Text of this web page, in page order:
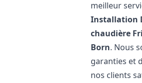
meilleur
Installation
chaudière
Born. Nous
garanties et
nos clients